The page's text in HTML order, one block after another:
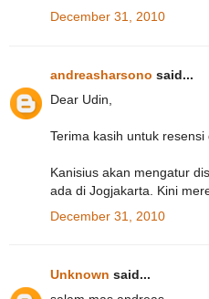
December 31, 2010
andreasharsono said...
Dear Udin,
Terima kasih untuk
Kanisius akan mengatur
ada di Jogjakarta. Kini
December 31, 2010
Unknown said...